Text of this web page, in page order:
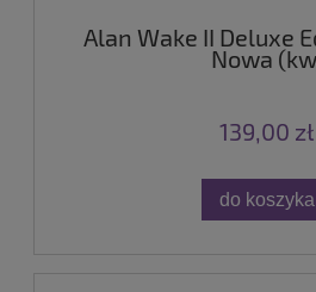
Alan Wake II Deluxe
Nowa
139,00 zł
do koszyka